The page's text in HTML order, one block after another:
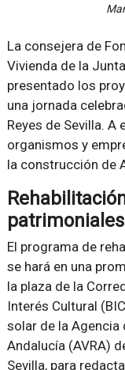
La consejera de
Vivienda de la
presentado los
una jornada
Reyes de Sevilla.
organismos y
la construcción de
El programa de
se hará en una
la plaza de la
Interés Cultural
solar de la Agencia
Andalucía (AVRA)
Sevilla, para